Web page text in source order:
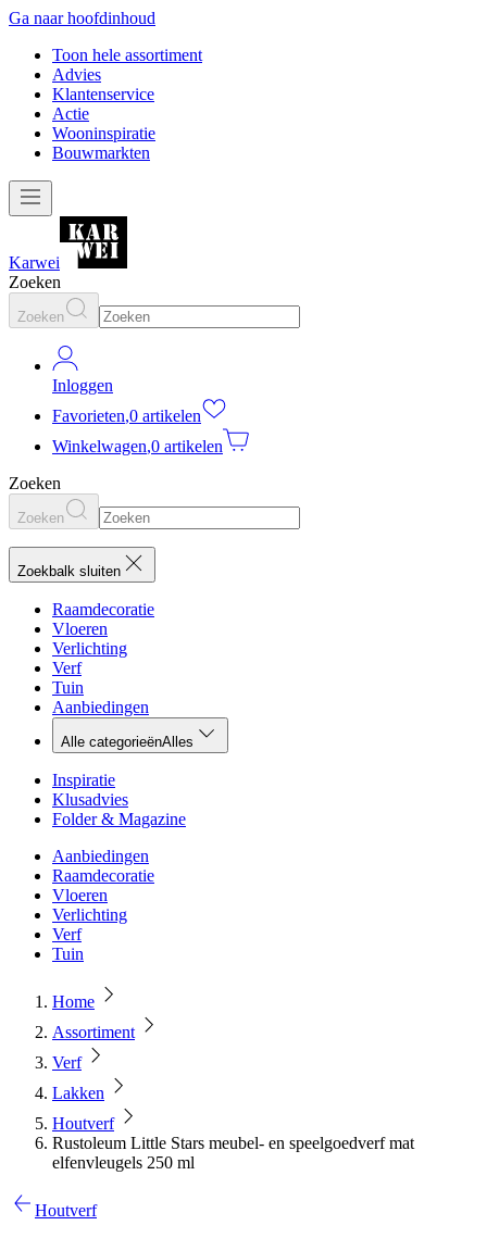
Ga naar hoofdinhoud
Toon hele assortiment
Advies
Klantenservice
Actie
Wooninspiratie
Bouwmarkten
Karwei
Zoeken
Zoeken
Inloggen
Favorieten,0 artikelen
Winkelwagen,0 artikelen
Zoeken
Zoeken
Zoekbalk sluiten
Raamdecoratie
Vloeren
Verlichting
Verf
Tuin
Aanbiedingen
Alle categorieënAlles
Inspiratie
Klusadvies
Folder & Magazine
Aanbiedingen
Raamdecoratie
Vloeren
Verlichting
Verf
Tuin
Home
Assortiment
Verf
Lakken
Houtverf
Rustoleum Little Stars meubel- en speelgoedverf mat
elfenvleugels 250 ml
Houtverf